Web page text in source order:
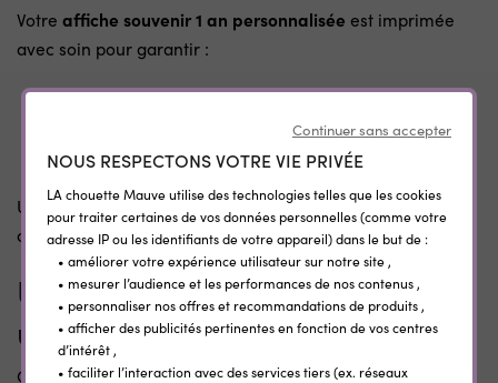
Votre affiche souvenir 1 an personnalisée est imprimée
avec soin pour garantir :
Une excellente lisibilité des informations
Des couleurs douces et harmonieuses
Un rendu net et esthétique
Une création pensée pour durer dans le temps et
accompagner vos souvenirs.
Une idée déco et cadeau pour
un premier anniversaire
Cette affiche est parfaite pour :
Continuer sans accepter
NOUS RESPECTONS VOTRE VIE PRIVÉE
LA chouette Mauve utilise des technologies telles que les cookies
pour traiter certaines de vos données personnelles (comme votre
adresse IP ou les identifiants de votre appareil) dans le but de :
• améliorer votre expérience utilisateur sur notre site ,
• mesurer l’audience et les performances de nos contenus ,
• personnaliser nos offres et recommandations de produits ,
• afficher des publicités pertinentes en fonction de vos centres
d’intérêt ,
• faciliter l’interaction avec des services tiers (ex. réseaux